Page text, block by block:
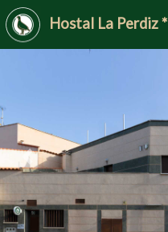
Hostal La Perdiz *
Anterior